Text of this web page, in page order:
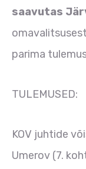
saavutas
parima
TULEMUSED:
KOV juhtide
Umerov (7.